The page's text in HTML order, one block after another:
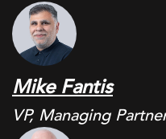
Mike Fantis
VP, Managing